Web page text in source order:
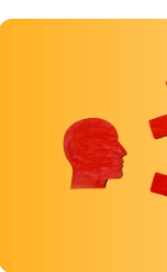
pada 20 Oktober
program prioritas
sementara
pelaksanaan.
penilaian positif dari